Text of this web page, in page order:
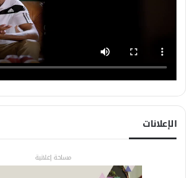
الإعلانات
مساحة إعلانية